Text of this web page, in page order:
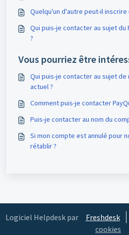
Quelqu'un d'autre peut-il inscrire
Qui puis-je contacter au sujet
?
Vous pourriez être
Qui puis-je contacter au sujet
actuel ?
Comment puis-je contacter
Puis-je contacter au nom du
Si mon compte est annulé pour
rétablir ?
Logiciel Helpdesk par Freshdesk
cookies